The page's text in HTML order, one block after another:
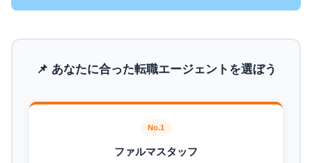
📌 あなたに合った転職エージェントを選ぼう
No.1
ファルマスタッフ